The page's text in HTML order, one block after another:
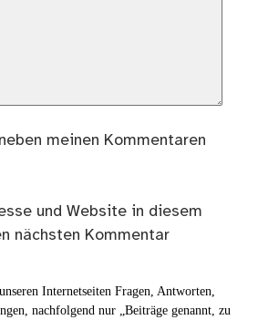
meinen Kommentaren
und Website in diesem
nächsten Kommentar
Internetseiten Fragen, Antworten,
nachfolgend nur „Beiträge genannt, zu